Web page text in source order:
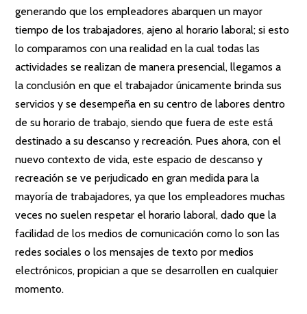
generando que los empleadores abarquen un mayor
tiempo de los trabajadores, ajeno al horario laboral; si esto
lo comparamos con una realidad en la cual todas las
actividades se realizan de manera presencial, llegamos a
la conclusión en que el trabajador únicamente brinda sus
servicios y se desempeña en su centro de labores dentro
de su horario de trabajo, siendo que fuera de este está
destinado a su descanso y recreación. Pues ahora, con el
nuevo contexto de vida, este espacio de descanso y
recreación se ve perjudicado en gran medida para la
mayoría de trabajadores, ya que los empleadores muchas
veces no suelen respetar el horario laboral, dado que la
facilidad de los medios de comunicación como lo son las
redes sociales o los mensajes de texto por medios
electrónicos, propician a que se desarrollen en cualquier
momento.